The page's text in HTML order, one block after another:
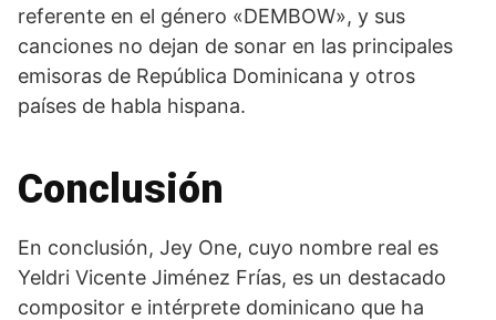
referente en el género «DEMBOW», y sus
canciones no dejan de sonar en las principales
emisoras de República Dominicana y otros
países de habla hispana.
Conclusión
En conclusión, Jey One, cuyo nombre real es
Yeldri Vicente Jiménez Frías, es un destacado
compositor e intérprete dominicano que ha